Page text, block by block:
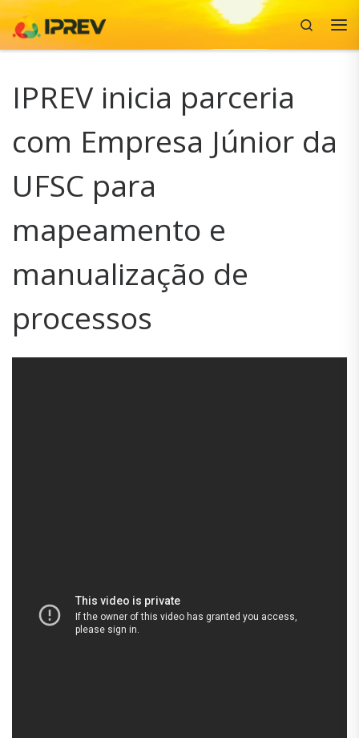
Skip to content
Search
IPREV inicia parceria
com Empresa Júnior da
UFSC para
mapeamento e
manualização de
processos